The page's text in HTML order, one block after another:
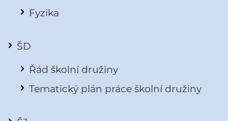
Fyzika
ŠD
Řád školní družiny
Tematický plán práce školní družiny